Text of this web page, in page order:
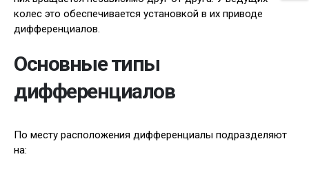
колес это обеспечивается установкой в их приводе
дифференциалов.
Основные типы
дифференциалов
По месту расположения дифференциалы подразделяют
на: